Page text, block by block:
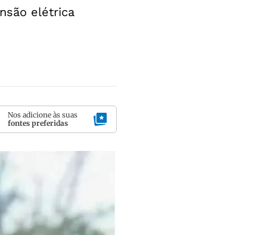
elétrica
Nos adicione às suas
fontes preferidas